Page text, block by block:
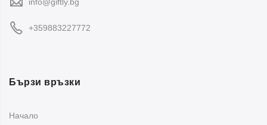
или комплект купички за нов дом, рожден ден, имен ден
info@giftly.bg
+359883227772
Бързи връзки
Начало